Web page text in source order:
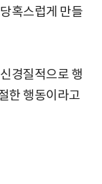
혹스럽게 만들
경질적으로 행
한 행동이라고